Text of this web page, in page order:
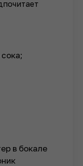
в бокале